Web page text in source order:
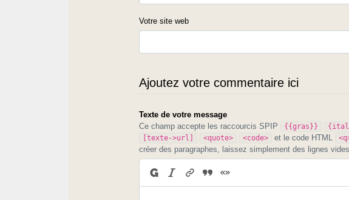
Votre site web
Ajoutez votre commentaire ici
Texte de votre message
Ce champ accepte les raccourcis SPIP
{{gras}}
[texte->url]
<quote> <code> et le code HTML
créer des paragraphes, laissez simplement des lignes vides.